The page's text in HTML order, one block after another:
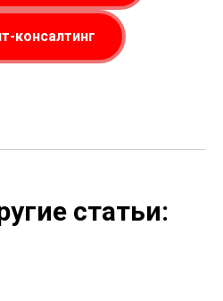
консалтинг
статьи: